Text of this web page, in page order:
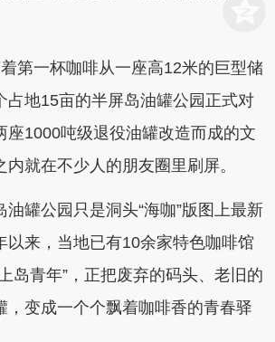
一杯咖啡从一座高12米的巨型储
占地15亩的半屏岛油罐公园正式对
座1000吨级退役油罐改造而成的文
就在不少人的朋友圈里刷屏。
罐公园只是洞头“海咖”版图上最新
以来，当地已有10余家特色咖啡馆
岛青年”，正把废弃的码头、老旧的
，变成一个个飘着咖啡香的青春驿